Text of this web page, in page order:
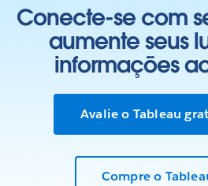
Conecte-se com
aumente seus
informações
Avalie o Tableau
Compre o